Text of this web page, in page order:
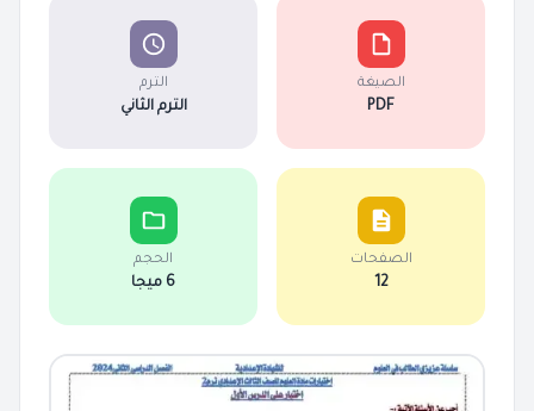
الصيغة
PDF
الترم
الترم الثاني
الصفحات
12
الحجم
6 ميجا